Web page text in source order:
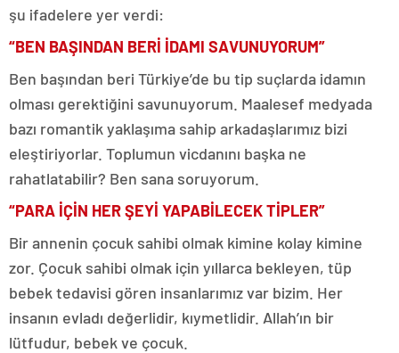
şu ifadelere yer verdi:
“BEN BAŞINDAN BERİ İDAMI SAVUNUYORUM”
Ben başından beri Türkiye’de bu tip suçlarda idamın
olması gerektiğini savunuyorum. Maalesef medyada
bazı romantik yaklaşıma sahip arkadaşlarımız bizi
eleştiriyorlar. Toplumun vicdanını başka ne
rahatlatabilir? Ben sana soruyorum.
“PARA İÇİN HER ŞEYİ YAPABİLECEK TİPLER”
Bir annenin çocuk sahibi olmak kimine kolay kimine
zor. Çocuk sahibi olmak için yıllarca bekleyen, tüp
bebek tedavisi gören insanlarımız var bizim. Her
insanın evladı değerlidir, kıymetlidir. Allah’ın bir
lütfudur, bebek ve çocuk.